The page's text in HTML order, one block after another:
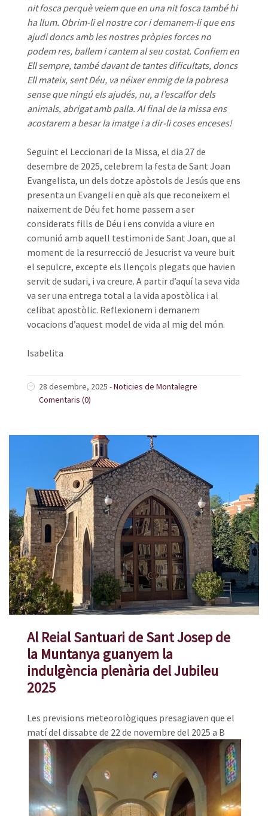
nit fosca perquè veiem que en una nit fosca també hi
ha llum. Obrim-li el nostre cor i demanem-li que ens
ajudi doncs amb les nostres pròpies forces no
podem res, ballem i cantem al seu costat. Confiem en
Ell sempre, també davant de tantes dificultats, doncs
Ell mateix, sent Déu, va néixer enmig de la pobresa
sense que ningú els ajudés, nu, a l’escalfor dels
animals, abrigat amb palla. Al final de la missa ens
acostarem a besar la imatge i a dir-li coses enceses!
Seguint el Leccionari de la Missa, el dia 27 de
desembre de 2025, celebrem la festa de Sant Joan
Evangelista, un dels dotze apòstols de Jesús que ens
presenta un Evangeli en què als que reconeixem el
naixement de Déu fet home passem a ser
considerats fills de Déu i ens convida a viure en
comunió amb aquell testimoni de Sant Joan, que al
moment de la resurrecció de Jesucrist va veure buit
el sepulcre, excepte els llençols plegats que havien
servit de sudari, i va creure. A partir d’aquí la seva vida
va ser una entrega total a la vida apostòlica i al
celibat apostòlic. Reflexionem i demanem
vocacions d’aquest model de vida al mig del món.
Isabelita
28 desembre, 2025 -Noticies de Montalegre
Comentaris (0)
Al Reial Santuari de Sant Josep de
la Muntanya guanyem la
indulgència plenària del Jubileu
2025
Les previsions meteorològiques presagiaven que el
matí del dissabte de 22 de novembre del 2025 a B